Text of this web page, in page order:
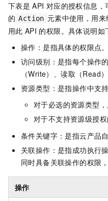
下表是 API 对应的授权信息，
的 Action 元素中使用，用来
用此 API 的权限。具体说明如
操作：是指具体的权限点。
访问级别：是指每个操作
（Write）、读取（Read
资源类型：是指操作中支
对于必选的资源类型，
对于不支持资源级授
条件关键字：是指云产品
关联操作：是指成功执行
同时具备关联操作的权限
操作